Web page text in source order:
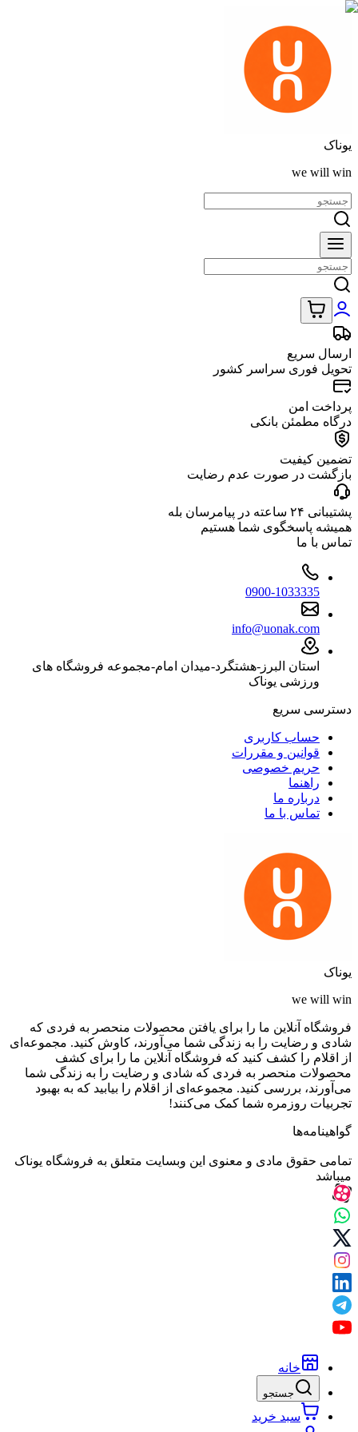
یوناک
we will win
ارسال سریع
تحویل فوری سراسر کشور
پرداخت امن
درگاه مطمئن بانکی
تضمین کیفیت
بازگشت در صورت عدم رضایت
پشتیبانی ۲۴ ساعته در پیامرسان بله
همیشه پاسخگوی شما هستیم
تماس با ما
0900-1033335
info@uonak.com
استان البرز-هشتگرد-میدان امام-مجموعه فروشگاه های
ورزشی یوناک
دسترسی سریع
حساب کاربری
قوانین و مقررات
حریم خصوصی
راهنما
درباره ما
تماس با ما
یوناک
we will win
فروشگاه آنلاین ما را برای یافتن محصولات منحصر به فردی که
شادی و رضایت را به زندگی شما می‌آورند، کاوش کنید. مجموعه‌ای
از اقلام را کشف کنید که فروشگاه آنلاین ما را برای کشف
محصولات منحصر به فردی که شادی و رضایت را به زندگی شما
می‌آورند، بررسی کنید. مجموعه‌ای از اقلام را بیابید که به بهبود
تجربیات روزمره شما کمک می‌کنند!
گواهینامه‌ها
تمامی حقوق مادی و معنوی این وبسایت متعلق به فروشگاه یوناک
میباشد
خانه
جستجو
سبد خرید